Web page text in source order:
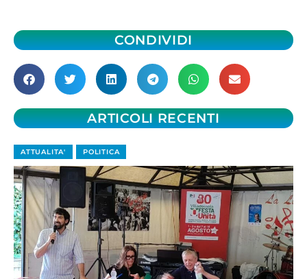
CONDIVIDI
ARTICOLI RECENTI
ATTUALITA' POLITICA